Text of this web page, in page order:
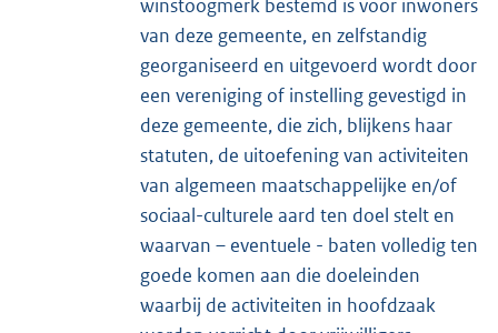
winstoogmerk bestemd is voor inwoners
van deze gemeente, en zelfstandig
georganiseerd en uitgevoerd wordt door
een vereniging of instelling gevestigd in
deze gemeente, die zich, blijkens haar
statuten, de uitoefening van activiteiten
van algemeen maatschappelijke en/of
sociaal-culturele aard ten doel stelt en
waarvan – eventuele - baten volledig ten
goede komen aan die doeleinden
waarbij de activiteiten in hoofdzaak